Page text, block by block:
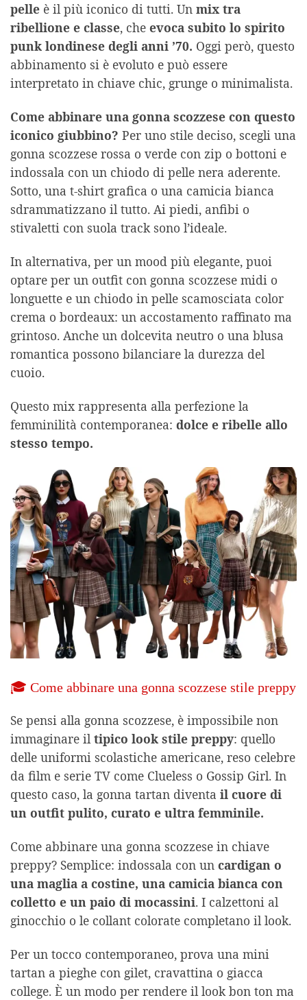
pelle è il più iconico di tutti. Un mix tra
ribellione e classe, che evoca subito lo spirito
punk londinese degli anni ’70. Oggi però, questo
abbinamento si è evoluto e può essere
interpretato in chiave chic, grunge o minimalista.
Come abbinare una gonna scozzese con questo
iconico giubbino? Per uno stile deciso, scegli una
gonna scozzese rossa o verde con zip o bottoni e
indossala con un chiodo di pelle nera aderente.
Sotto, una t-shirt grafica o una camicia bianca
sdrammatizzano il tutto. Ai piedi, anfibi o
stivaletti con suola track sono l’ideale.
In alternativa, per un mood più elegante, puoi
optare per un outfit con gonna scozzese midi o
longuette e un chiodo in pelle scamosciata color
crema o bordeaux: un accostamento raffinato ma
grintoso. Anche un dolcevita neutro o una blusa
romantica possono bilanciare la durezza del
cuoio.
Questo mix rappresenta alla perfezione la
femminilità contemporanea: dolce e ribelle allo
stesso tempo.
🎓 Come abbinare una gonna scozzese stile preppy
Se pensi alla gonna scozzese, è impossibile non
immaginare iltipico look stile preppy: quello
delle uniformi scolastiche americane, reso celebre
da film e serie TV come Clueless o Gossip Girl. In
questo caso, la gonna tartan diventa il cuore di
un outfit pulito, curato e ultra femminile.
Come abbinare una gonna scozzese in chiave
preppy? Semplice: indossala con un cardigan o
una maglia a costine, una camicia bianca con
colletto e un paio di mocassini. I calzettoni al
ginocchio o le collant colorate completano il look.
Per un tocco contemporaneo, prova una mini
tartan a pieghe con gilet, cravattina o giacca
college. È un modo per rendere il look bon ton ma